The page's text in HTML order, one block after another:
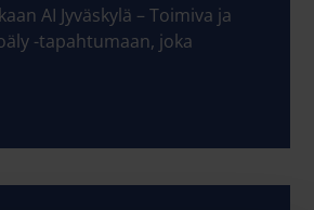
AI Jyväskylä – Toimiva ja
-tapahtumaan, joka